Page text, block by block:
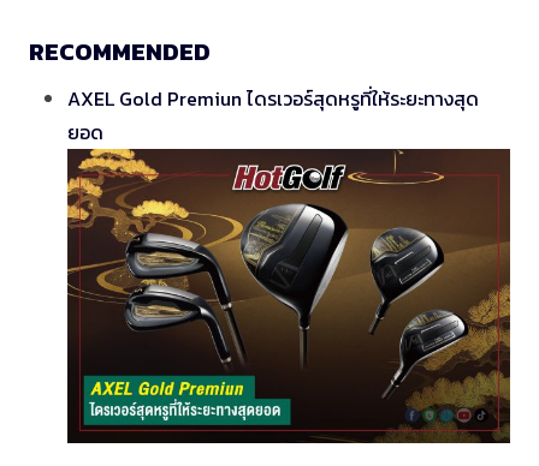
RECOMMENDED
AXEL Gold Premiun ไดรเวอร์สุดหรูที่ให้ระยะทางสุด
ยอด